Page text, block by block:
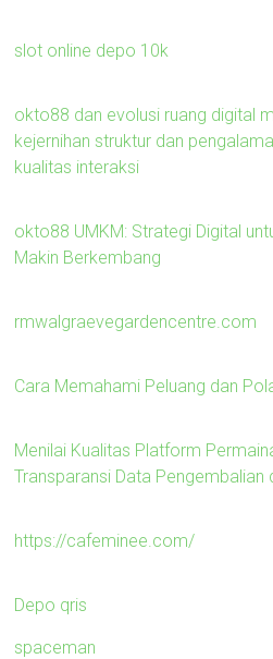
slot online depo 10k
okto88 dan evolusi ruang digital
kejernihan struktur dan
kualitas interaksi
okto88 UMKM: Strategi Digital
Makin Berkembang
rmwalgraevegardencentre.com
Cara Memahami Peluang dan
Menilai Kualitas Platform
Transparansi Data Pengembalian
https://cafeminee.com/
Depo qris
spaceman